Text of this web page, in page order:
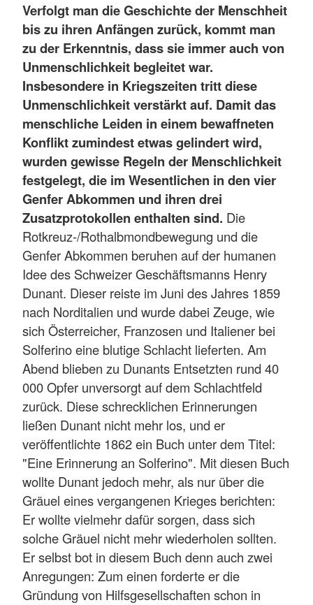
Verfolgt man die Geschichte der Menschheit
bis zu ihren Anfängen zurück, kommt man
zu der Erkenntnis, dass sie immer auch von
Unmenschlichkeit begleitet war.
Insbesondere in Kriegszeiten tritt diese
Unmenschlichkeit verstärkt auf. Damit das
menschliche Leiden in einem bewaffneten
Konflikt zumindest etwas gelindert wird,
wurden gewisse Regeln der Menschlichkeit
festgelegt, die im Wesentlichen in den vier
Genfer Abkommen und ihren drei
Zusatzprotokollen enthalten sind. Die
Rotkreuz-/Rothalbmondbewegung und die
Genfer Abkommen beruhen auf der humanen
Idee des Schweizer Geschäftsmanns Henry
Dunant. Dieser reiste im Juni des Jahres 1859
nach Norditalien und wurde dabei Zeuge, wie
sich Österreicher, Franzosen und Italiener bei
Solferino eine blutige Schlacht lieferten. Am
Abend blieben zu Dunants Entsetzten rund 40
000 Opfer unversorgt auf dem Schlachtfeld
zurück. Diese schrecklichen Erinnerungen
ließen Dunant nicht mehr los, und er
veröffentlichte 1862 ein Buch unter dem Titel:
"Eine Erinnerung an Solferino". Mit diesen Buch
wollte Dunant jedoch mehr, als nur über die
Gräuel eines vergangenen Krieges berichten:
Er wollte vielmehr dafür sorgen, dass sich
solche Gräuel nicht mehr wiederholen sollten.
Er selbst bot in diesem Buch denn auch zwei
Anregungen: Zum einen forderte er die
Gründung von Hilfsgesellschaften schon in